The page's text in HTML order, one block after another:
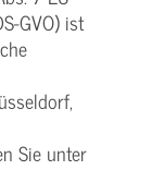
GVO) ist
Sie unter